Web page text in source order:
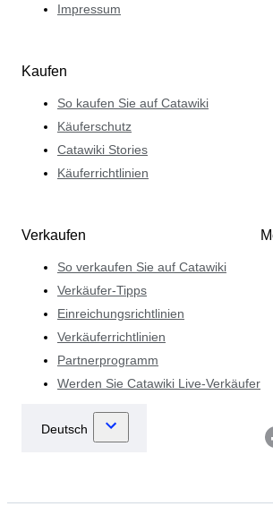
Impressum
Kaufen
So kaufen Sie auf Catawiki
Käuferschutz
Catawiki Stories
Käuferrichtlinien
Verkaufen
So verkaufen Sie auf Catawiki
Verkäufer-Tipps
Einreichungsrichtlinien
Verkäuferrichtlinien
Partnerprogramm
Werden Sie Catawiki Live-Verkäufer